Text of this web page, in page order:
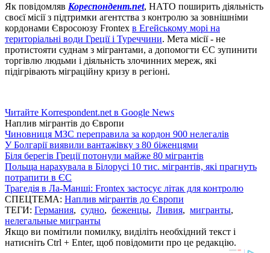
Як повідомляв Кореспондент.net, НАТО поширить діяльність
своєї місії з підтримки агентства з контролю за зовнішніми
кордонами Євросоюзу Frontex в Егейському морі на
територіальні води Греції і Туреччини. Мета місії - не
протистояти суднам з мігрантами, а допомогти ЄС зупинити
торгівлю людьми і діяльність злочинних мереж, які
підігрівають міграційну кризу в регіоні.
Читайте Korrespondent.net в Google News
Наплив мігрантів до Європи
Чиновниця МЗС переправила за кордон 900 нелегалів
У Болгарії виявили вантажівку з 80 біженцями
Біля берегів Греції потонули майже 80 мігрантів
Польща нарахувала в Білорусі 10 тис. мігрантів, які прагнуть
потрапити в ЄС
Трагедія в Ла-Манші: Frontex застосує літак для контролю
СПЕЦТЕМА: Наплив мігрантів до Європи
ТЕГИ: Германия, судно, беженцы, Ливия, мигранты,
нелегальные мигранты
Якщо ви помітили помилку, виділіть необхідний текст і
натисніть Ctrl + Enter, щоб повідомити про це редакцію.